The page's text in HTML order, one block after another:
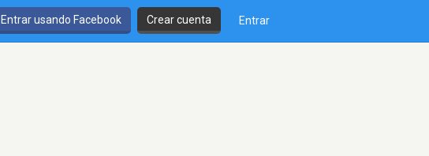
Entrar usando Facebook Crear cuenta Entrar